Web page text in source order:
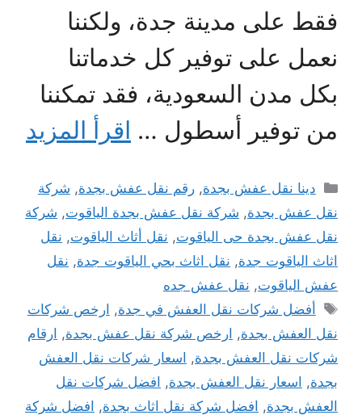
فقط على مدينة جدة، ولكننا
نعمل على توفير كل خدماتنا
بكل مدن السعودية، فقد تمكننا
من توفير أسطول … اقرأ المزيد
التصنيفات
دينا نقل عفش بجدة,رقم نقل عفش بجدة, شركة
نقل عفش بجدة, شركة نقل عفش بجدة الياقوت, شركة
نقل عفش بجدة حى الياقوت, نقل أثاث الياقوت, نقل
اثاث الياقوت جدة, نقل اثاث بحي الياقوت جدة, نقل
عفش الياقوت, نقل عفش جده
الوسوم
أفضل شركات نقل العفش في جدة, ارخص شركات
نقل العفش بجدة, ارخص شركة نقل عفش بجدة, ارقام
شركات نقل العفش بجدة, اسعار شركات نقل العفش
بجدة, اسعار نقل العفش بجدة, افضل شركات نقل
العفش بجدة, افضل شركة نقل اثاث بجدة, افضل شركة